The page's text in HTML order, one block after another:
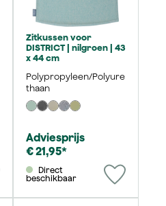
Zitkussen voor
DISTRICT | nilgroen | 43
x 44 cm
Polypropyleen/Polyure
thaan
Adviesprijs
€ 21,95*
beschikbaar